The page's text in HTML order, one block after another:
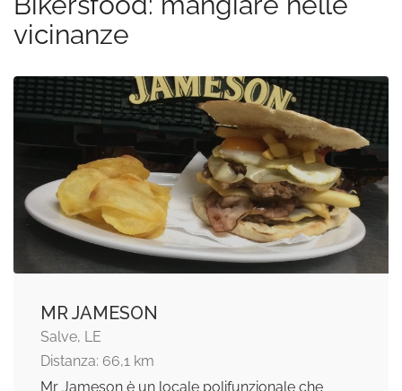
vicinanze
MR JAMESON
Salve, LE
Distanza: 66,1 km
Mr Jameson è un locale polifunzionale che